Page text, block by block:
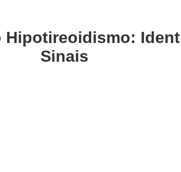
Hipotireoidismo:
Sinais